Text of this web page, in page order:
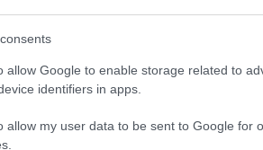
allow Google to enable storage related to
identifiers in apps.
allow my user data to be sent to Google for
"Fantasztikus érzés,